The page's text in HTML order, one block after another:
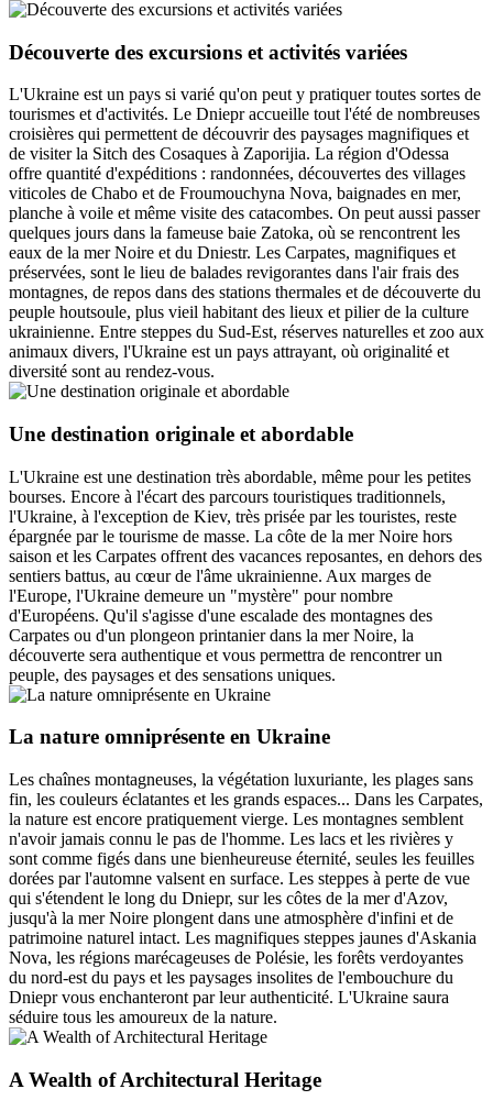
Découverte des excursions et activités variées
L'Ukraine est un pays si varié qu'on peut y pratiquer toutes sortes de
tourismes et d'activités. Le Dniepr accueille tout l'été de nombreuses
croisières qui permettent de découvrir des paysages magnifiques et
de visiter la Sitch des Cosaques à Zaporijia. La région d'Odessa
offre quantité d'expéditions : randonnées, découvertes des villages
viticoles de Chabo et de Froumouchyna Nova, baignades en mer,
planche à voile et même visite des catacombes. On peut aussi passer
quelques jours dans la fameuse baie Zatoka, où se rencontrent les
eaux de la mer Noire et du Dniestr. Les Carpates, magnifiques et
préservées, sont le lieu de balades revigorantes dans l'air frais des
montagnes, de repos dans des stations thermales et de découverte du
peuple houtsoule, plus vieil habitant des lieux et pilier de la culture
ukrainienne. Entre steppes du Sud-Est, réserves naturelles et zoo aux
animaux divers, l'Ukraine est un pays attrayant, où originalité et
diversité sont au rendez-vous.
Une destination originale et abordable
L'Ukraine est une destination très abordable, même pour les petites
bourses. Encore à l'écart des parcours touristiques traditionnels,
l'Ukraine, à l'exception de Kiev, très prisée par les touristes, reste
épargnée par le tourisme de masse. La côte de la mer Noire hors
saison et les Carpates offrent des vacances reposantes, en dehors des
sentiers battus, au cœur de l'âme ukrainienne. Aux marges de
l'Europe, l'Ukraine demeure un "mystère" pour nombre
d'Européens. Qu'il s'agisse d'une escalade des montagnes des
Carpates ou d'un plongeon printanier dans la mer Noire, la
découverte sera authentique et vous permettra de rencontrer un
peuple, des paysages et des sensations uniques.
La nature omniprésente en Ukraine
Les chaînes montagneuses, la végétation luxuriante, les plages sans
fin, les couleurs éclatantes et les grands espaces... Dans les Carpates,
la nature est encore pratiquement vierge. Les montagnes semblent
n'avoir jamais connu le pas de l'homme. Les lacs et les rivières y
sont comme figés dans une bienheureuse éternité, seules les feuilles
dorées par l'automne valsent en surface. Les steppes à perte de vue
qui s'étendent le long du Dniepr, sur les côtes de la mer d'Azov,
jusqu'à la mer Noire plongent dans une atmosphère d'infini et de
patrimoine naturel intact. Les magnifiques steppes jaunes d'Askania
Nova, les régions marécageuses de Polésie, les forêts verdoyantes
du nord-est du pays et les paysages insolites de l'embouchure du
Dniepr vous enchanteront par leur authenticité. L'Ukraine saura
séduire tous les amoureux de la nature.
A Wealth of Architectural Heritage